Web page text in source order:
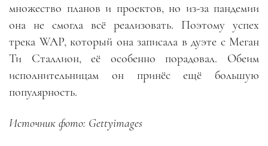
множество планов и проектов, но из-за пандемии
она не смогла всё реализовать. Поэтому успех
трека WAP, который она записала в дуэте с Меган
Ти Сталлион, её особенно порадовал. Обеим
исполнительницам он принёс ещё большую
популярность.
Источник фото: Gettyimages